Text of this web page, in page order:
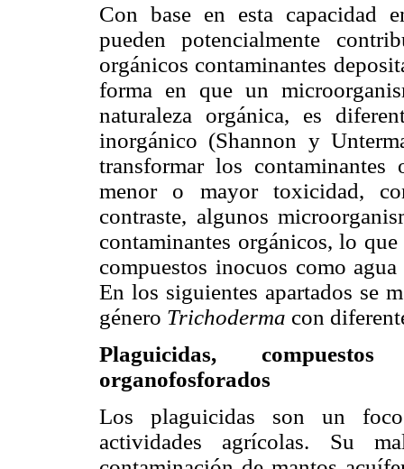
Con base en esta capacidad
pueden potencialmente
orgánicos contaminantes
forma en que un
naturaleza orgánica, es
inorgánico (Shannon y
transformar los contaminantes
menor o mayor toxicidad,
contraste, algunos
contaminantes orgánicos, lo
compuestos inocuos como
En los siguientes apartados se
género Trichoderma con
Plaguicidas,
organofosforados
Los plaguicidas son un
actividades agrícolas. Su